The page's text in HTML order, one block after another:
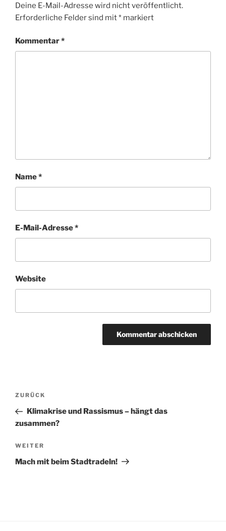
Deine E-Mail-Adresse wird nicht veröffentlicht.
Erforderliche Felder sind mit* markiert
Kommentar*
Name*
E-Mail-Adresse*
Website
Beitragsnavigation
Vorheriger
Beitrag
ZURÜCK
Klimakrise und Rassismus – hängt das
zusammen?
Nächster
Beitrag
WEITER
Mach mit beim Stadtradeln!